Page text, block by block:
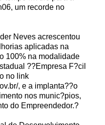
um recorde no
Neves acrescentou
aplicadas na
100% na modalidade
??Empresa F?cil
no link
, e a implanta??o
nos munic?pios,
do Empreendedor.?